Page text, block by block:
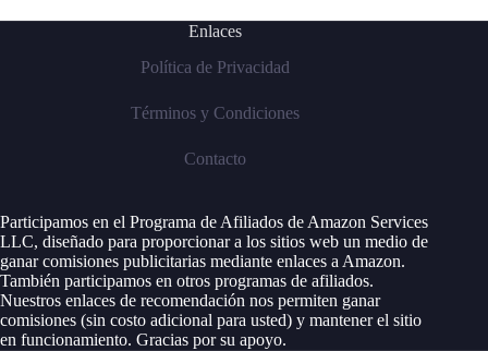
Enlaces
Política de Privacidad
Términos y Condiciones
Contacto
Participamos en el Programa de Afiliados de Amazon Services
LLC, diseñado para proporcionar a los sitios web un medio de
ganar comisiones publicitarias mediante enlaces a Amazon.
También participamos en otros programas de afiliados.
Nuestros enlaces de recomendación nos permiten ganar
comisiones (sin costo adicional para usted) y mantener el sitio
en funcionamiento. Gracias por su apoyo.